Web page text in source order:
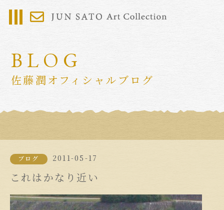
BLOG
佐藤潤オフィシャルブログ
ブログ 2011-05-17
これはかなり近い